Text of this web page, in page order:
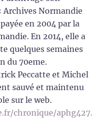
Archives Normandie
en 2004 par la
En 2014, elle a
quelques semaines
du 70eme.
Peccatte et Michel
sauvé et maintenu
sur le web.
chronique/aphg427.